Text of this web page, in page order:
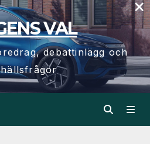
VAL
debattinlägg och
×